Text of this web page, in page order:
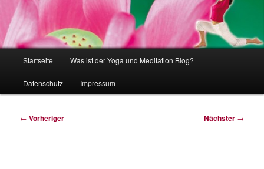
Startseite Was ist der Yoga und Meditation Blog?
Datenschutz Impressum
Beitragsnavigation
← Vorheriger Nächster →